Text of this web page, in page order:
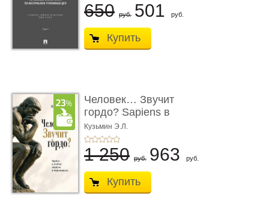
650 руб. 501 руб.
Купить
Человек… Звучит
гордо? Sapiens в
тенётах социума � ...
Кузьмин Э.Л.
1 250 руб. 963 руб.
Купить